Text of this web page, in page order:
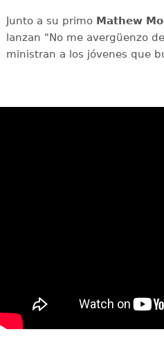
Junto a su primo Mathew
lanzan "No me avergüenzo
ministran a los jóvenes que